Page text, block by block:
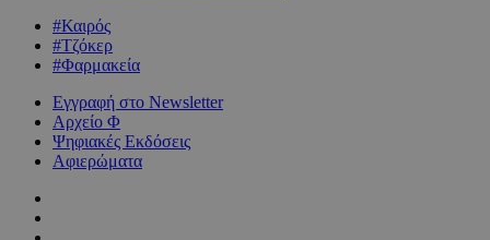
#Καιρός
#Τζόκερ
#Φαρμακεία
Εγγραφή στο Newsletter
Αρχείο Φ
Ψηφιακές Εκδόσεις
Αφιερώματα